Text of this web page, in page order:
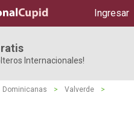
Ingresar
Internacionales!
Dominicanas > Valverde
>